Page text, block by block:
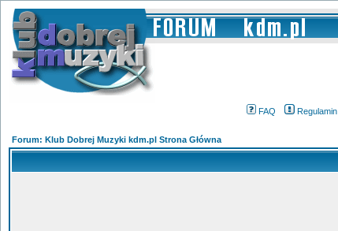
FAQ Regulamin
Forum: Klub Dobrej Muzyki kdm.pl Strona Główna